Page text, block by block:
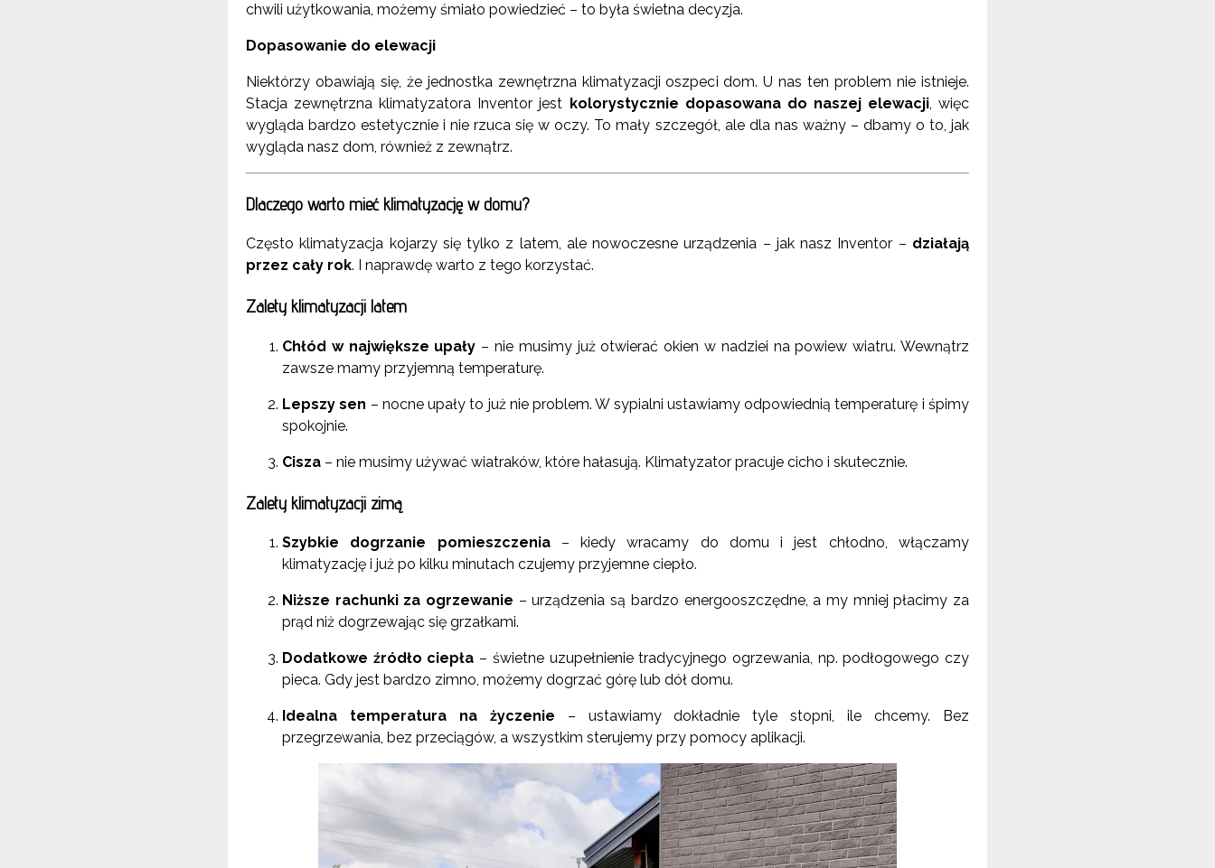
chwili użytkowania, możemy śmiało powiedzieć – to była świetna decyzja.
Dopasowanie do elewacji
Niektórzy obawiają się, że jednostka zewnętrzna klimatyzacji oszpeci dom. U nas ten problem nie istnieje.
Stacja zewnętrzna klimatyzatora Inventor jest kolorystycznie dopasowana do naszej elewacji, więc
wygląda bardzo estetycznie i nie rzuca się w oczy. To mały szczegół, ale dla nas ważny – dbamy o to, jak
wygląda nasz dom, również z zewnątrz.
Dlaczego warto mieć klimatyzację w domu?
Często klimatyzacja kojarzy się tylko z latem, ale nowoczesne urządzenia – jak nasz Inventor – działają
przez cały rok. I naprawdę warto z tego korzystać.
Zalety klimatyzacji latem
Chłód w największe upały – nie musimy już otwierać okien w nadziei na powiew wiatru. Wewnątrz
zawsze mamy przyjemną temperaturę.
Lepszy sen – nocne upały to już nie problem. W sypialni ustawiamy odpowiednią temperaturę i śpimy
spokojnie.
Cisza – nie musimy używać wiatraków, które hałasują. Klimatyzator pracuje cicho i skutecznie.
Zalety klimatyzacji zimą
Szybkie dogrzanie pomieszczenia– kiedy wracamy do domu i jest chłodno, włączamy
klimatyzację i już po kilku minutach czujemy przyjemne ciepło.
Niższe rachunki za ogrzewanie – urządzenia są bardzo energooszczędne, a my mniej płacimy za
prąd niż dogrzewając się grzałkami.
Dodatkowe źródło ciepła – świetne uzupełnienie tradycyjnego ogrzewania, np. podłogowego czy
pieca. Gdy jest bardzo zimno, możemy dogrzać górę lub dół domu.
Idealna temperatura na życzenie – ustawiamy dokładnie tyle stopni, ile chcemy. Bez
przegrzewania, bez przeciągów, a wszystkim sterujemy przy pomocy aplikacji.